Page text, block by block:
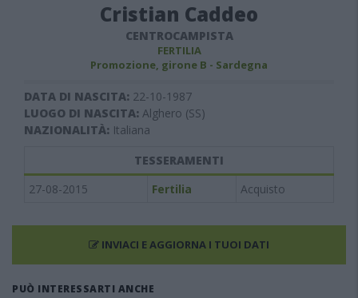
Cristian Caddeo
CENTROCAMPISTA
FERTILIA
Promozione, girone B - Sardegna
DATA DI NASCITA: 22-10-1987
LUOGO DI NASCITA: Alghero (SS)
NAZIONALITÀ: Italiana
TESSERAMENTI
27-08-2015
Fertilia Acquisto
INVIACI E AGGIORNA I TUOI DATI
PUÒ INTERESSARTI ANCHE